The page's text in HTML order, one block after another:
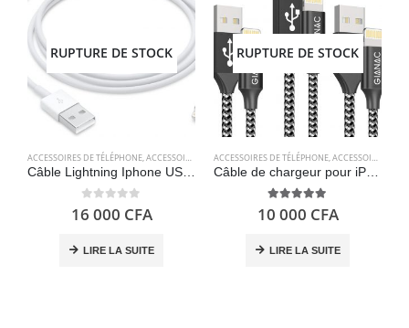
RUPTURE DE STOCK
ACCESSOIRES DE TÉLÉPHONE,ACCESSOIRES POUR ORDINATEUR ,APPLE,CÂBLES,CÂBLES,
Câble Lightning Iphone USB A 2.0 Original (1m ) – Apple
0 out of 5
16 000 CFA
LIRE LA SUITE
RUPTURE DE STOCK
ACCESSOIRES DE TÉLÉPHONE,ACCESSOIRES POUR ORDINATEUR
Câble de chargeur pour iPhone, paquet de 3 [0.5M 1M 2M] – GIANAC
5.00out of 5
10 000 CFA
LIRE LA SUITE